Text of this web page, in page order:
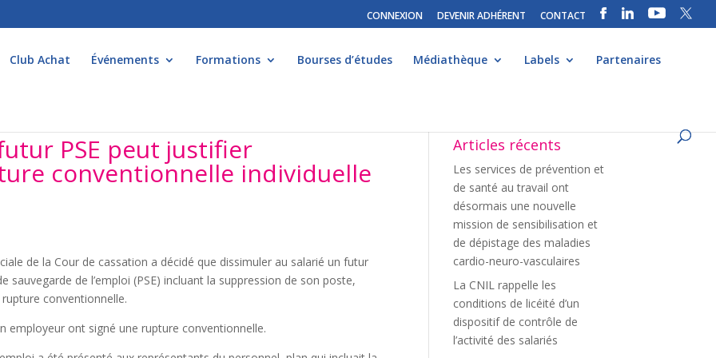
CONNEXION DEVENIR ADHÉRENT CONTACT
Club Achat Événements Formations Bourses d’études Médiathèque Labels Partenaires
PSE peut justifier
conventionnelle individuelle
de la Cour de cassation a décidé que dissimuler au salarié un futur
de l’emploi (PSE) incluant la suppression de son poste,
conventionnelle.
employeur ont signé une rupture conventionnelle.
Articles récents
Les services de prévention et
de santé au travail ont
désormais une nouvelle
mission de sensibilisation et
de dépistage des maladies
cardio-neuro-vasculaires
La CNIL rappelle les
conditions de licéité d’un
dispositif de contrôle de
l’activité des salariés